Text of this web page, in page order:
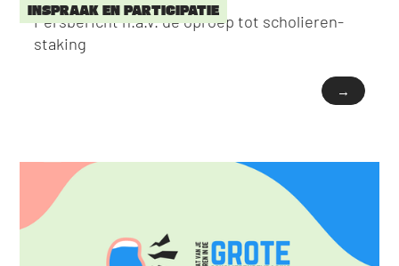
INSPRAAK EN PARTICIPATIE
Persbericht n.a.v. de oproep tot scholieren-
staking
→